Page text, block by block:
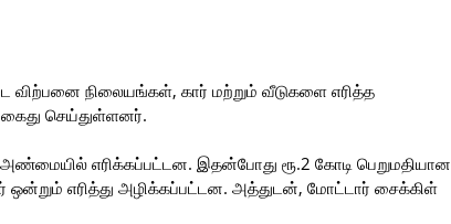
விற்பனை நிலையங்கள், கார் மற்றும் வீடுகளை எரித்த
செய்துள்ளனர்.
எரிக்கப்பட்டன. இதன்போது ரூ.2 கோடி பெறுமதியான
எரித்து அழிக்கப்பட்டன. அத்துடன், மோட்டார் சைக்கிள்